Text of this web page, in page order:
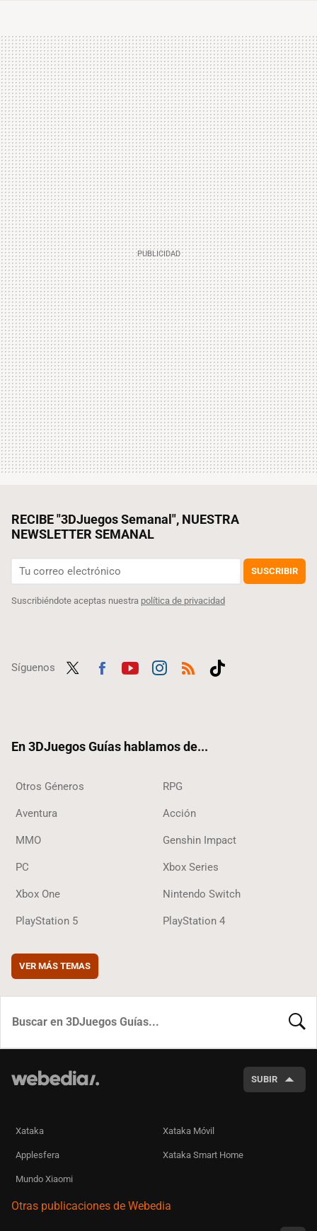
RECIBE "3DJuegos Semanal", NUESTRA
NEWSLETTER SEMANAL
SUSCRIBIR
Suscribiéndote aceptas nuestra política de privacidad
Síguenos
En 3DJuegos Guías hablamos de...
Otros Géneros RPG
Aventura Acción
MMO Genshin Impact
PC Xbox Series
Xbox One Nintendo Switch
PlayStation 5 PlayStation 4
VER MÁS TEMAS
SUBIR
Xataka Xataka Móvil
Applesfera Xataka Smart Home
Mundo Xiaomi
Otras publicaciones de Webedia